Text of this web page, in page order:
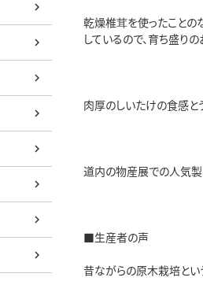
乾燥椎茸を使ったことの
しているので、育ち盛り
肉厚のしいたけの食感と
道内の物産展での人気製
■生産者の声
昔ながらの原木栽培とい